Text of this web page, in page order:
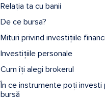
Relația ta cu banii
De ce bursa?
Mituri privind investițiile
Investițiile personale
Cum îți alegi brokerul
În ce instrumente poți investi
bursă